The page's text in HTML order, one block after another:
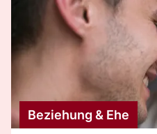
Beziehung & Ehe